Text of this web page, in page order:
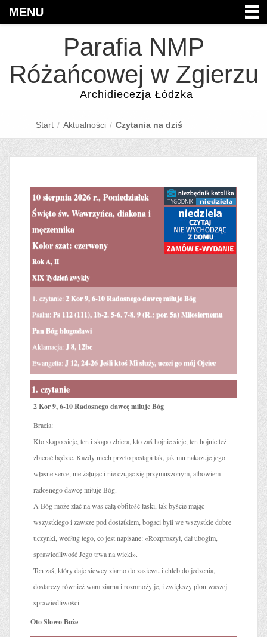
MENU
Parafia NMP
Różańcowej w Zgierzu
Archidiecezja Łódzka
Start / Aktualności / Czytania na dziś
10 sierpnia 2026 r., Poniedziałek
Święto św. Wawrzyńca, diakona i
męczennika
Kolor szat: czerwony
Rok A, II
XIX Tydzień zwykły
1. czytanie: 2 Kor 9, 6-10 Radosnego dawcę miłuje Bóg
Psalm: Ps 112 (111), 1b-2. 5-6. 7-8. 9 (R.: por. 5a) Miłosiernemu
Pan Bóg błogosławi
Aklamacja: J 8, 12bc
Ewangelia: J 12, 24-26 Jeśli ktoś Mi służy, uczci go mój Ojciec
1. czytanie
2 Kor 9, 6-10 Radosnego dawcę miłuje Bóg
Bracia:
Kto skąpo sieje, ten i skąpo zbiera, kto zaś hojnie sieje, ten hojnie też
zbierać będzie. Każdy niech przeto postąpi tak, jak mu nakazuje jego
własne serce, nie żałując i nie czując się przymuszonym, albowiem
radosnego dawcę miłuje Bóg.
A Bóg może zlać na was całą obfitość łaski, tak byście mając
wszystkiego i zawsze pod dostatkiem, bogaci byli we wszystkie dobre
uczynki, według tego, co jest napisane: «Rozproszył, dał ubogim,
sprawiedliwość Jego trwa na wieki».
Ten zaś, który daje siewcy ziarno do zasiewu i chleb do jedzenia,
dostarczy również wam ziarna i rozmnoży je, i zwiększy plon waszej
sprawiedliwości.
Oto Słowo Boże